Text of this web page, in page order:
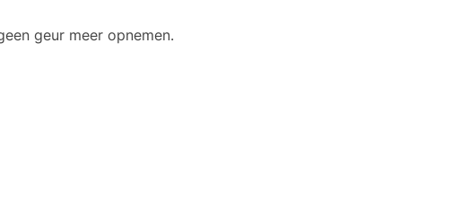
geur meer opnemen.